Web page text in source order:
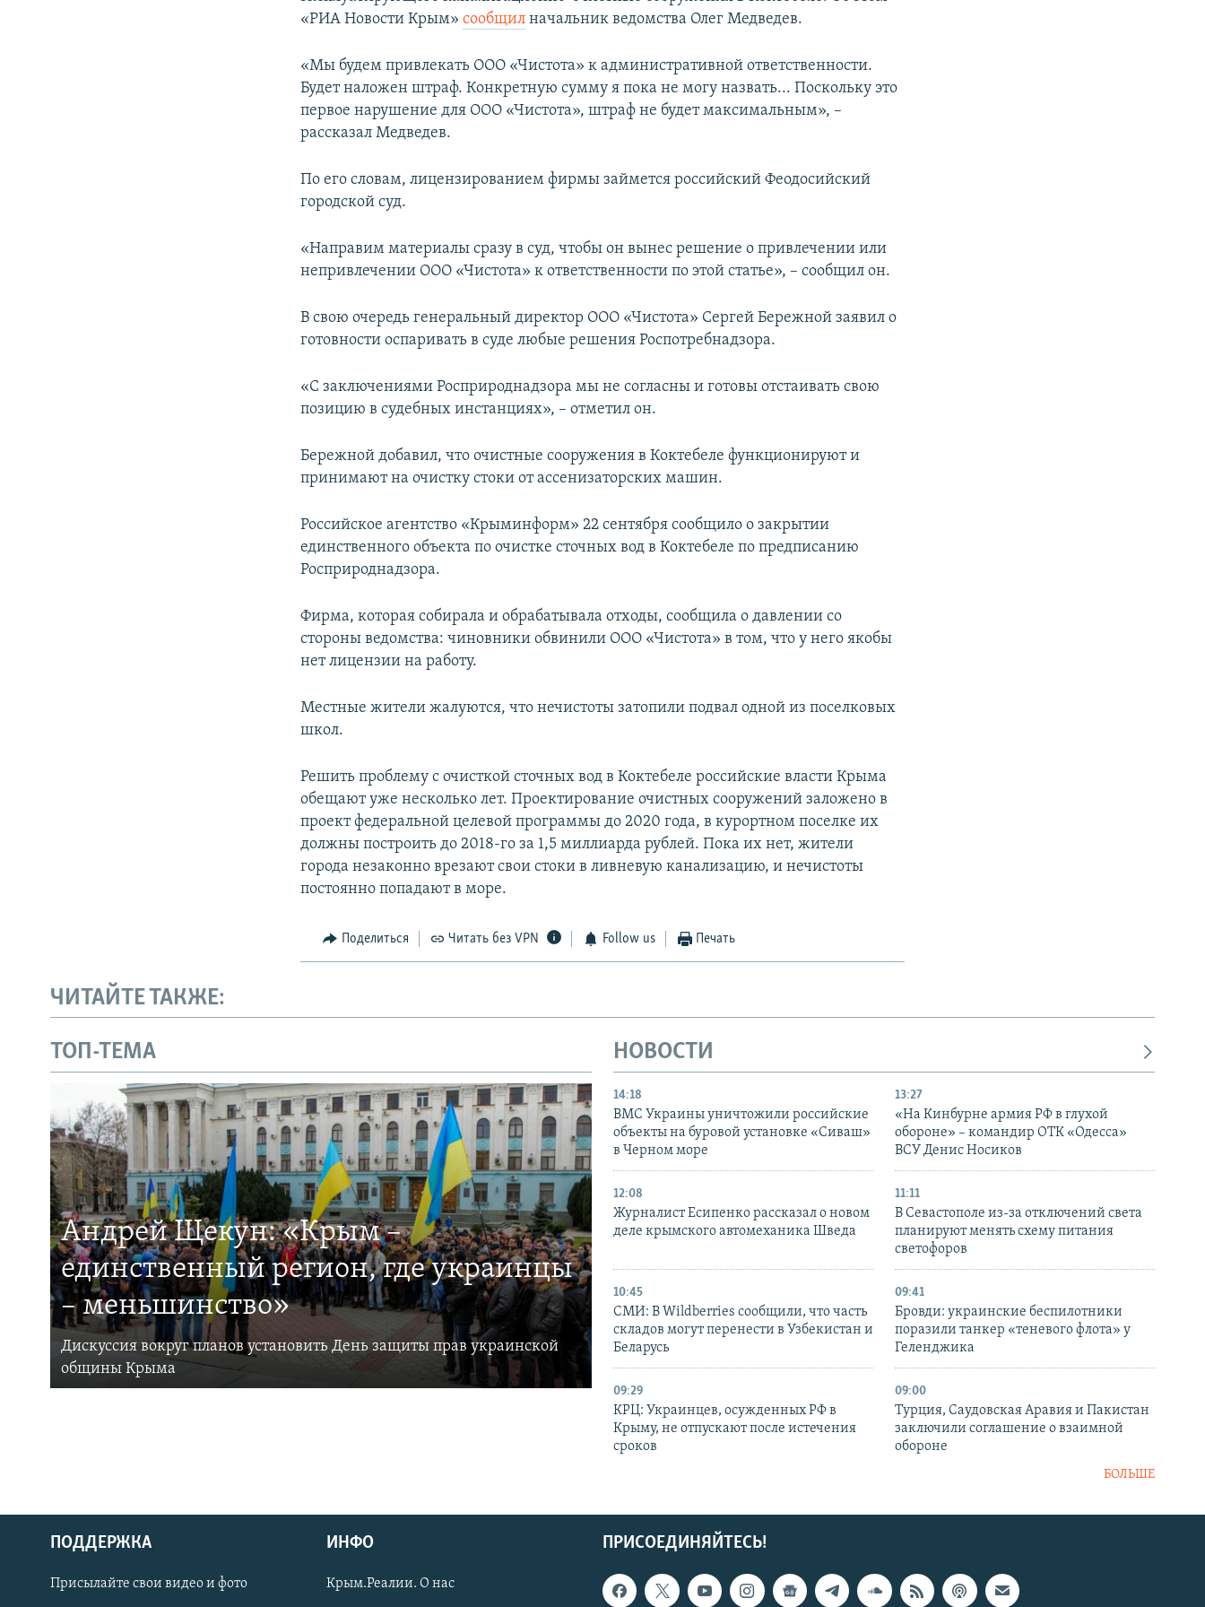
Українською
«РИА Новости Крым»сообщил начальник ведомства Олег Медведев.
«Мы будем привлекать ООО «Чистота» к административной ответственности.
Будет наложен штраф. Конкретную сумму я пока не могу назвать... Поскольку это
первое нарушение для ООО «Чистота», штраф не будет максимальным», –
рассказал Медведев.
По его словам, лицензированием фирмы займется российский Феодосийский
городской суд.
«Направим материалы сразу в суд, чтобы он вынес решение о привлечении или
непривлечении ООО «Чистота» к ответственности по этой статье», – сообщил он.
В свою очередь генеральный директор ООО «Чистота» Сергей Бережной заявил о
готовности оспаривать в суде любые решения Роспотребнадзора.
«С заключениями Росприроднадзора мы не согласны и готовы отстаивать свою
позицию в судебных инстанциях», – отметил он.
Бережной добавил, что очистные сооружения в Коктебеле функционируют и
принимают на очистку стоки от ассенизаторских машин.
Российское агентство «Крыминформ» 22 сентября сообщило о закрытии
единственного объекта по очистке сточных вод в Коктебеле по предписанию
Росприроднадзора.
Фирма, которая собирала и обрабатывала отходы, сообщила о давлении со
стороны ведомства: чиновники обвинили ООО «Чистота» в том, что у него якобы
нет лицензии на работу.
Местные жители жалуются, что нечистоты затопили подвал одной из поселковых
школ.
Решить проблему с очисткой сточных вод в Коктебеле российские власти Крыма
обещают уже несколько лет. Проектирование очистных сооружений заложено в
проект федеральной целевой программы до 2020 года, в курортном поселке их
должны построить до 2018-го за 1,5 миллиарда рублей. Пока их нет, жители
города незаконно врезают свои стоки в ливневую канализацию, и нечистоты
постоянно попадают в море.
Поделиться Читать без VPN Follow us Печать
ЧИТАЙТЕ ТАКЖЕ:
ТОП-ТЕМА
Андрей Щекун: «Крым –
единственный регион, где украинцы
– меньшинство»
Дискуссия вокруг планов установить День защиты прав украинской
общины Крыма
НОВОСТИ
14:18
ВМС Украины уничтожили российские
объекты на буровой установке «Сиваш»
в Черном море
13:27
«На Кинбурне армия РФ в глухой
обороне» – командир ОТК «Одесса»
ВСУ Денис Носиков
12:08
Журналист Есипенко рассказал о новом
деле крымского автомеханика Шведа
11:11
В Севастополе из-за отключений света
планируют менять схему питания
светофоров
10:45
СМИ: В Wildberries сообщили, что часть
складов могут перенести в Узбекистан и
Беларусь
09:41
Бровди: украинские беспилотники
поразили танкер «теневого флота» у
Геленджика
09:29
КРЦ: Украинцев, осужденных РФ в
Крыму, не отпускают после истечения
сроков
09:00
Турция, Саудовская Аравия и Пакистан
заключили соглашение о взаимной
обороне
БОЛЬШЕ
ПРИСОЕДИНЯЙТЕСЬ!
ПОДДЕРЖКА
Присылайте свои видео и фото
ИНФО
Крым.Реалии. О нас